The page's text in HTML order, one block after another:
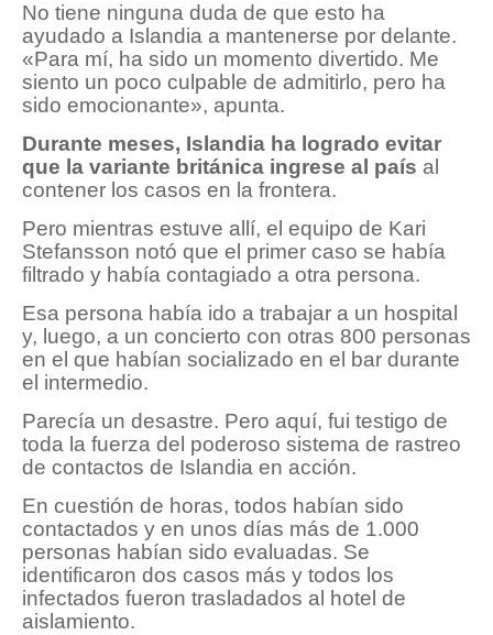
No tiene ninguna duda de que esto ha
ayudado a Islandia a mantenerse por delante.
«Para mí, ha sido un momento divertido. Me
siento un poco culpable de admitirlo, pero ha
sido emocionante», apunta.
Durante meses, Islandia ha logrado evitar
que la variante británica ingrese al país al
contener los casos en la frontera.
Pero mientras estuve allí, el equipo de Kari
Stefansson notó que el primer caso se había
filtrado y había contagiado a otra persona.
Esa persona había ido a trabajar a un hospital
y, luego, a un concierto con otras 800 personas
en el que habían socializado en el bar durante
el intermedio.
Parecía un desastre. Pero aquí, fui testigo de
toda la fuerza del poderoso sistema de rastreo
de contactos de Islandia en acción.
En cuestión de horas, todos habían sido
contactados y en unos días más de 1.000
personas habían sido evaluadas. Se
identificaron dos casos más y todos los
infectados fueron trasladados al hotel de
aislamiento.